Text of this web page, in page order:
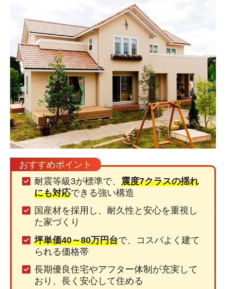
おすすめポイント
耐震等級3が標準で、 震度7クラスの揺れ
にも対応できる強い構造
国産材を採用し、耐久性と安心を重視し
た家づくり
坪単価40～80万円台で、コスパよく建て
られる価格帯
長期優良住宅やアフター体制が充実して
おり、長く安心して住める